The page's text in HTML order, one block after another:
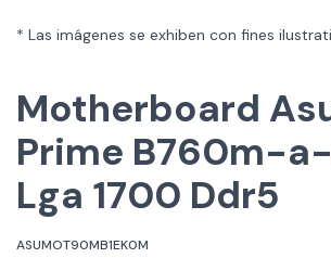
* Las imágenes se exhiben con fines
Motherboard
Prime B760m-
Lga 1700 Ddr5
ASUMOT90MB1EK0M